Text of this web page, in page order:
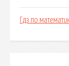
Гдз по